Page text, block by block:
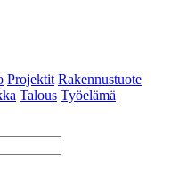
Projektit Rakennustuote
Talous Työelämä